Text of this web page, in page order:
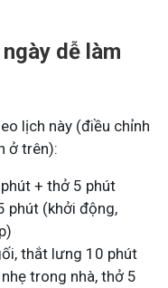
dễ làm
lịch này (điều chỉnh
ở trên):
+ thở 5 phút
phút (khởi động,
thắt lưng 10 phút
trong nhà, thở 5